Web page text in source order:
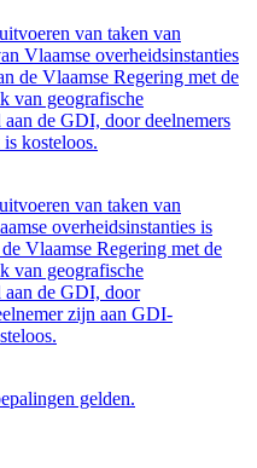
van taken van
Vlaamse overheidsinstanties
de Vlaamse Regering met de
van geografische
de GDI, door deelnemers
kosteloos.
van taken van
overheidsinstanties is
Vlaamse Regering met de
van geografische
aan de GDI, door
zijn aan GDI-
gelden.